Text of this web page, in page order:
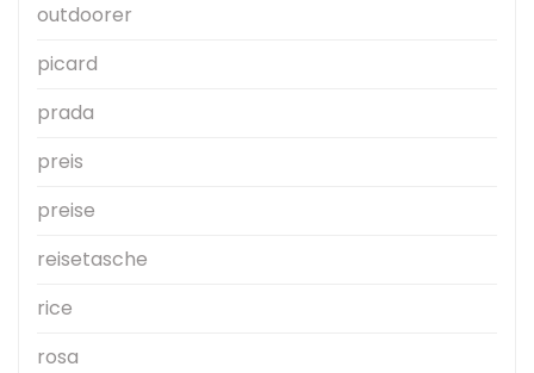
outdoorer
picard
prada
preis
preise
reisetasche
rice
rosa